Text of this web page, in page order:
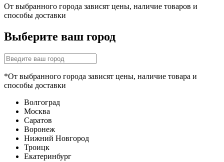
От выбранного города зависят цены, наличие товаров и
способы доставки
Выберите ваш город
*От выбранного города зависят цены, наличие товара и
способы доставки
Волгоград
Москва
Саратов
Воронеж
Нижний Новгород
Троицк
Екатеринбург